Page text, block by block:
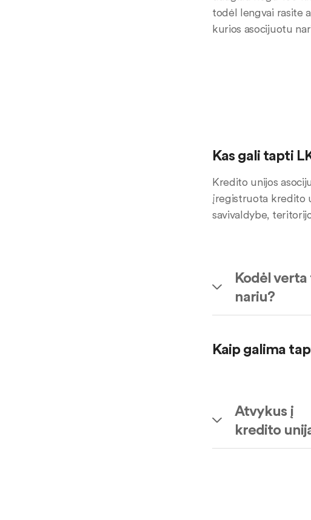
todėl lengvai rasite
kurios asocijuotu
Kas gali tapti
Kredito unijos
įregistruota kredito
savivaldybe,
Kodėl
nariu?
Kaip galima
Atvykus į
kredito